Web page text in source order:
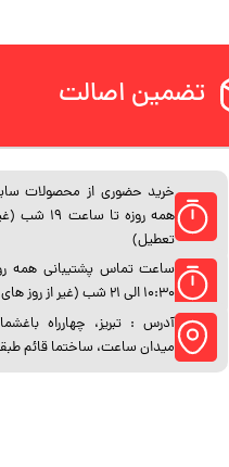
تضمین اصالت
خرید حضوری از محصولات
همه روزه تا
تعطیل)
ساعت تماس پشتیبانی همه
10:30 الی 21 شب (غیر از روز های تعطیل)
آدرس : تبریز، چهارراه
میدان ساعت، ساختما قائم طبقه 5